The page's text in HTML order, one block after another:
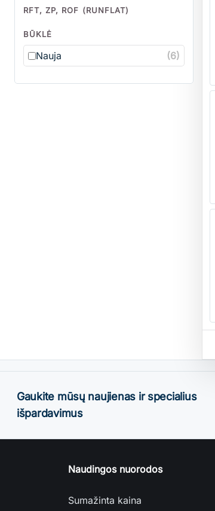
RFT, ZP, ROF (RUNFLAT)
BŪKLĖ
Nauja (6)
Gaukite mūsų naujienas ir specialius
išpardavimus
Naudingos nuorodos
Sumažinta kaina